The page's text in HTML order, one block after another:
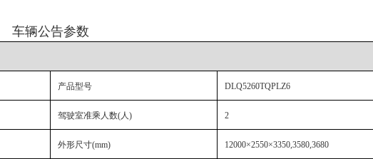
车辆公告参数
产品型号 DLQ5260TQPLZ6
驾驶室准乘人数(人) 2
外形尺寸(mm) 12000×2550×3350,3580,3680